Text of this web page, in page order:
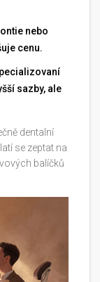
nebo
cenu.
sazby, ale
dentalní
se zeptat na
balíčků